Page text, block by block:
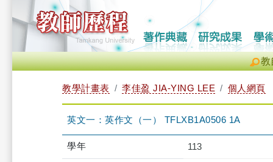
教
教學計畫表 李佳盈 JIA-YING LEE 個人網頁
英文一：英作文（一） TFLXB1A0506 1A
學年 113